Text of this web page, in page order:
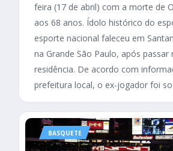
feira (17 de abril) com a morte de
aos 68 anos. Ídolo histórico do
esporte nacional faleceu em
na Grande São Paulo, após passar
residência. De acordo com
prefeitura local, o ex-jogador foi
BASQUETE